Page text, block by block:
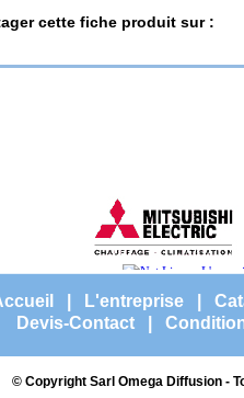
cette fiche produit sur :
L'entreprise
Devis-Contact
© Copyright Sarl Omega Diffusion -